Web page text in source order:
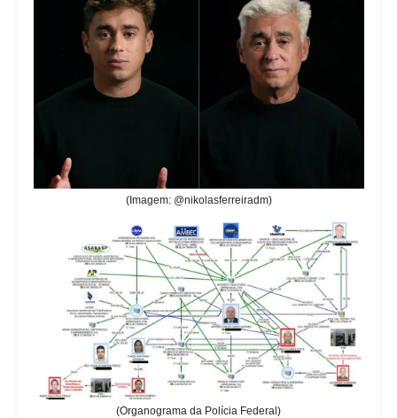
(Imagem: @nikolasferreiradm)
(Organograma da Polícia Federal)